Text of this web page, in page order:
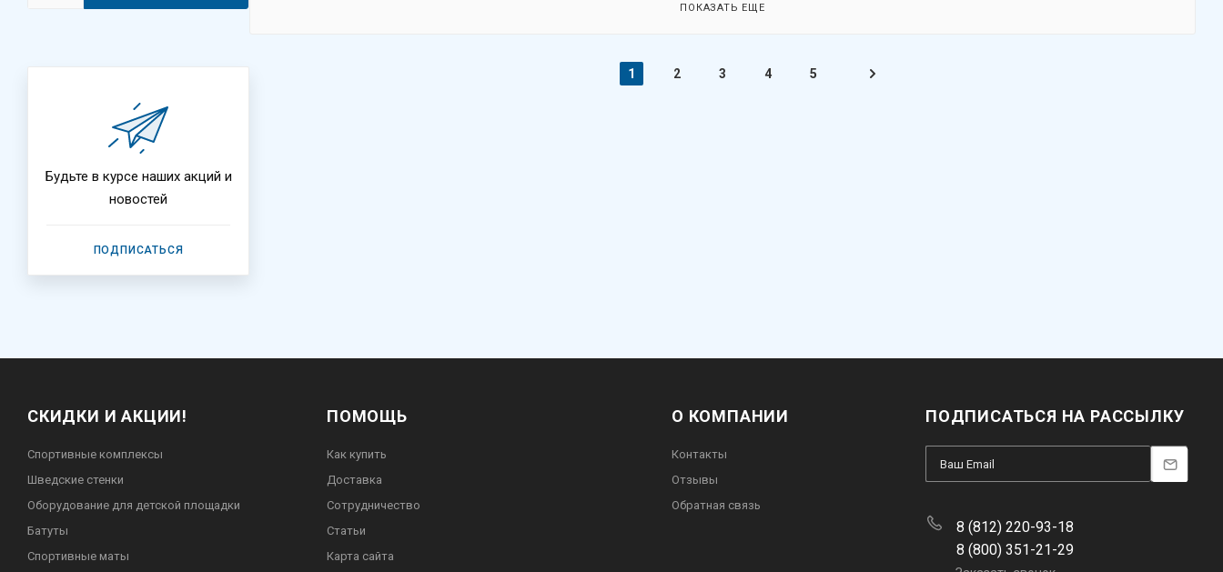
ПОКАЗАТЬ ЕЩЕ
1 2 3 4 5
Будьте в курсе наших акций и
новостей
ПОДПИСАТЬСЯ
СКИДКИ И АКЦИИ!
Спортивные комплексы
Шведские стенки
Оборудование для детской площадки
Батуты
Спортивные маты
ПОМОЩЬ
Как купить
Доставка
Сотрудничество
Статьи
Карта сайта
О КОМПАНИИ
Контакты
Отзывы
Обратная связь
ПОДПИСАТЬСЯ НА РАССЫЛКУ
8 (812) 220-93-18
8 (800) 351-21-29